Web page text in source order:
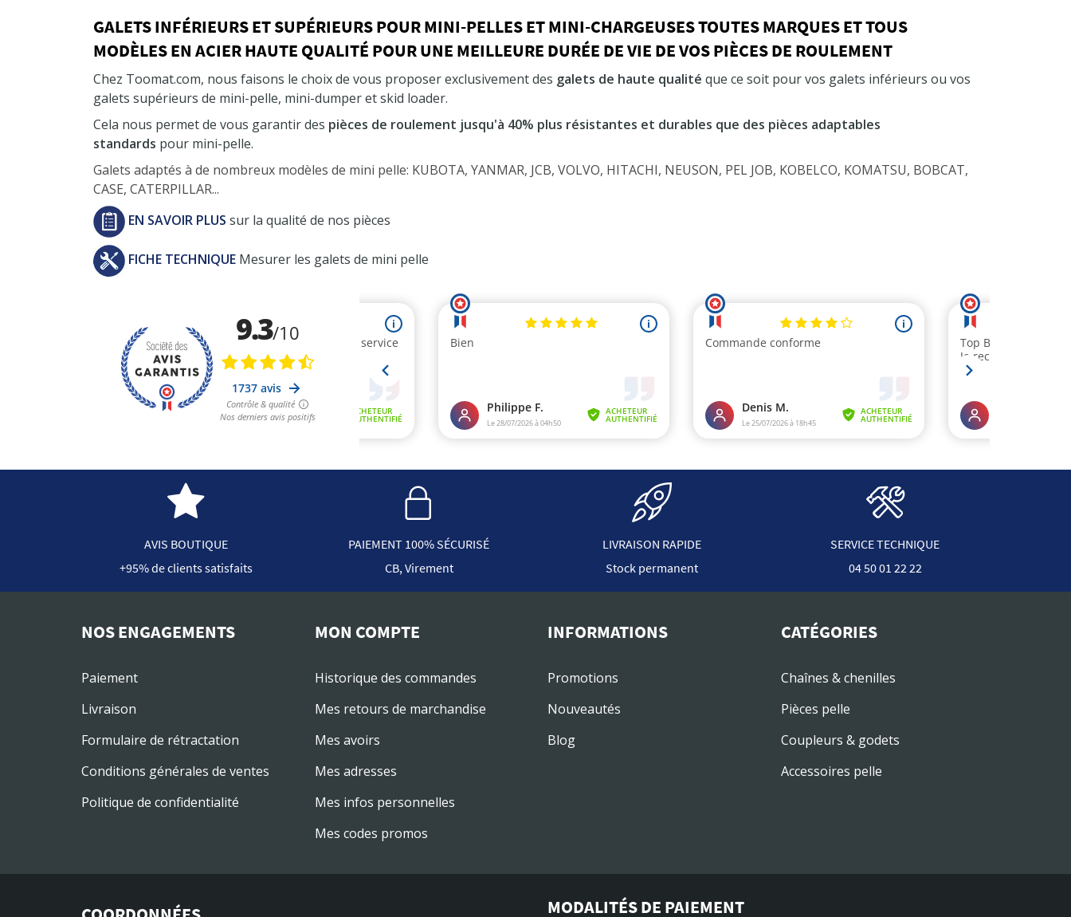
GALETS INFÉRIEURS ET SUPÉRIEURS POUR MINI-PELLES ET MINI-CHARGEUSES TOUTES MARQUES ET TOUS
MODÈLES EN ACIER HAUTE QUALITÉ POUR UNE MEILLEURE DURÉE DE VIE DE VOS PIÈCES DE ROULEMENT
Chez Toomat.com, nous faisons le choix de vous proposer exclusivement des galets de haute qualité que ce soit pour vos galets inférieurs ou vos
galets supérieurs de mini-pelle, mini-dumper et skid loader.
Cela nous permet de vous garantir des pièces de roulement jusqu'à 40% plus résistantes et durables que des pièces adaptables
standards pour mini-pelle.
Galets adaptés à de nombreux modèles de mini pelle: KUBOTA, YANMAR, JCB, VOLVO, HITACHI, NEUSON, PEL JOB, KOBELCO, KOMATSU, BOBCAT,
CASE, CATERPILLAR...
EN SAVOIR PLUS sur la qualité de nos pièces
FICHE TECHNIQUE Mesurer les galets de mini pelle
AVIS BOUTIQUE
+95% de clients satisfaits
PAIEMENT 100% SÉCURISÉ
CB, Virement
LIVRAISON RAPIDE
Stock permanent
SERVICE TECHNIQUE
04 50 01 22 22
NOS ENGAGEMENTS
Paiement
Livraison
Formulaire de rétractation
Conditions générales de ventes
Politique de confidentialité
MON COMPTE
Historique des commandes
Mes retours de marchandise
Mes avoirs
Mes adresses
Mes infos personnelles
Mes codes promos
INFORMATIONS
Promotions
Nouveautés
Blog
CATÉGORIES
Chaînes & chenilles
Pièces pelle
Coupleurs & godets
Accessoires pelle
MODALITÉS DE PAIEMENT